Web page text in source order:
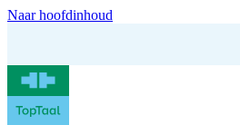
Naar hoofdinhoud